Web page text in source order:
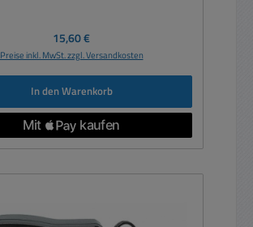
Regulärer Preis:
15,60 €
Preise inkl. MwSt. zzgl. Versandkosten
In den Warenkorb